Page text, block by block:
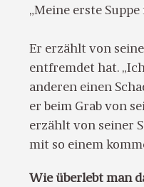
„Meine erste
Er erzählt von
entfremdet hat.
anderen einen
er beim Grab von
erzählt von seiner
mit so einem
Wie überlebt man